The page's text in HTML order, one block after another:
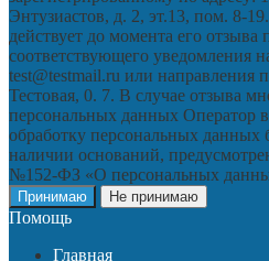
Энтузиастов, д. 2, эт.13, пом. 8-
действует до момента его отзыва
соответствующего уведомления
test@testmail.ru или направления
Тестовая, 0. 7. В случае отзыва
персональных данных Оператор
обработку персональных данных
наличии оснований,
№152-ФЗ «О персональных
Принимаю Не принимаю
Помощь
Главная